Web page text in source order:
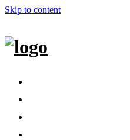
Skip to content